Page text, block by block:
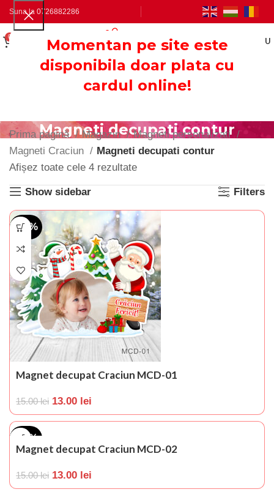
Momentan pe site este
disponibila doar plata cu
cardul online!
Suna la 0726882286
0 LEI MENU
Magneti decupati contur
Prima pagină Magazin
Magneti personalizati
Magneti Craciun
Magneti decupati contur
Afișez toate cele 4 rezultate
Show sidebar Filters
-13%
Magnet decupat Craciun MCD-01
15.00lei 13.00 lei
-13%
Magnet decupat Craciun MCD-02
15.00lei 13.00 lei